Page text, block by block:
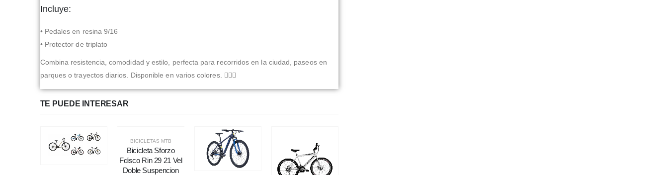
Incluye:
• Pedales en resina 9/16
• Protector de triplato
Combina resistencia, comodidad y estilo, perfecta para recorridos en la ciudad, paseos en
parques o trayectos diarios. Disponible en varios colores. 🚴‍♀️✨
TE PUEDE INTERESAR
BICICLETAS MTB
Bicicleta Sforzo
Fdisco Rin 29 21 Vel
Doble Suspencion